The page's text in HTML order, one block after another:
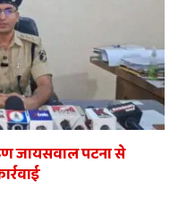
जायसवाल पटना से